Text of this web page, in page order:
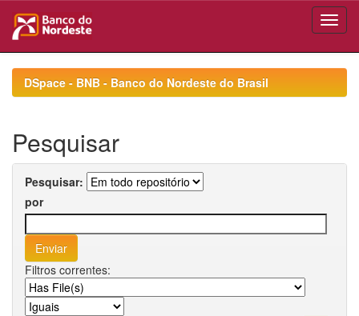
navigationDSpace - BNB - Banco do Nordeste do Brasil
Pesquisar
Pesquisar:
por
Filtros correntes: